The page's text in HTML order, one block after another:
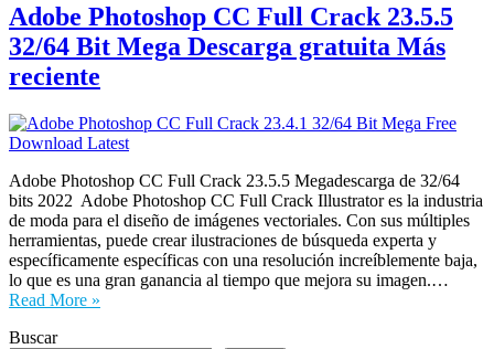
Adobe Photoshop CC Full Crack 23.5.5
32/64 Bit Mega Descarga gratuita Más
reciente
Adobe Photoshop CC Full Crack 23.5.5 Megadescarga de 32/64
bits 2022 Adobe Photoshop CC Full Crack Illustrator es la industria
de moda para el diseño de imágenes vectoriales. Con sus múltiples
herramientas, puede crear ilustraciones de búsqueda experta y
específicamente específicas con una resolución increíblemente baja,
lo que es una gran ganancia al tiempo que mejora su imagen.…
Read More »
Buscar